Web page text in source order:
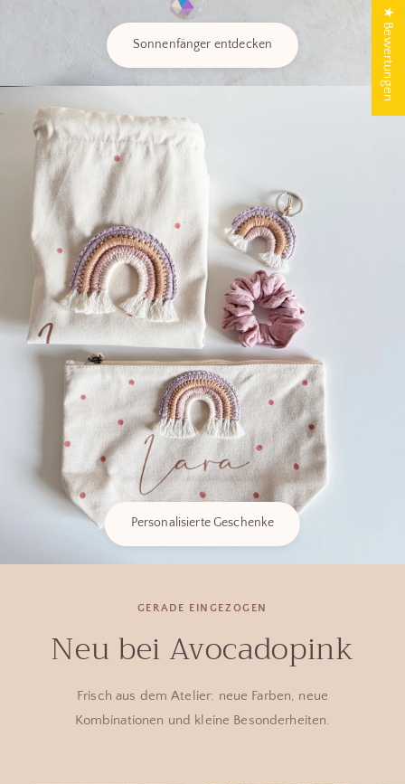
Sonnenfänger entdecken
Personalisierte Geschenke
GERADE EINGEZOGEN
Neu bei Avocadopink
Frisch aus dem Atelier: neue Farben, neue
Kombinationen und kleine Besonderheiten.
★ Bewertungen